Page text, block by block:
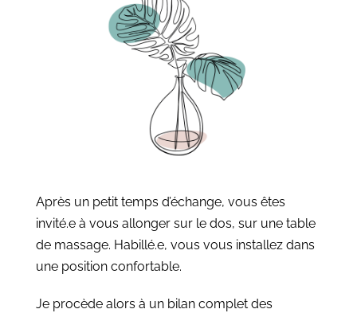
Après un petit temps d’échange, vous êtes
invité.e à vous allonger sur le dos, sur une table
de massage. Habillé.e, vous vous installez dans
une position confortable.
Je procède alors à un bilan complet des